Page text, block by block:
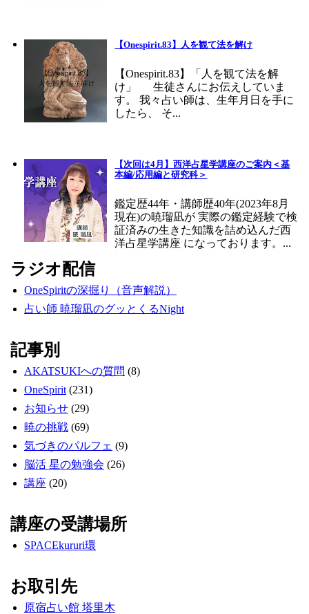
【Onespirit.83】人を観て法を解け
【Onespirit.83】「人を観て法を解
け」 生徒さんにお伝えしていま
す。 我々占い師は、生年月日を手に
したら、 そ...
【次回は4月】西洋占星学講座のご案内＜基
本編/応用編と研究科＞
鑑定歴44年・講師歴40年(2023年8月
現在)の暁瑠凪が 実際の鑑定経験で検
証済みの生きた知識を詰め込んだ西
洋占星学講座 になっております。...
ラジオ配信
OneSpiritの深掘り（音声解説）
占い師 暁瑠凪のグッとくるNight
記事別
AKATSUKIへの質問 (8)
OneSpirit (231)
お知らせ (29)
暁の挑戦 (69)
気づきのパルフェ (9)
脳活 星の勉強会 (26)
講座 (20)
講座の受講場所
SPACEkururi環
お取引先
原宿占い館 塔里木